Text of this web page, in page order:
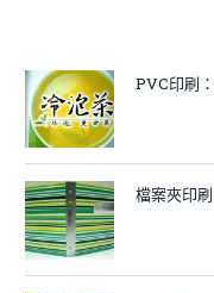
PVC印刷
檔案夾印